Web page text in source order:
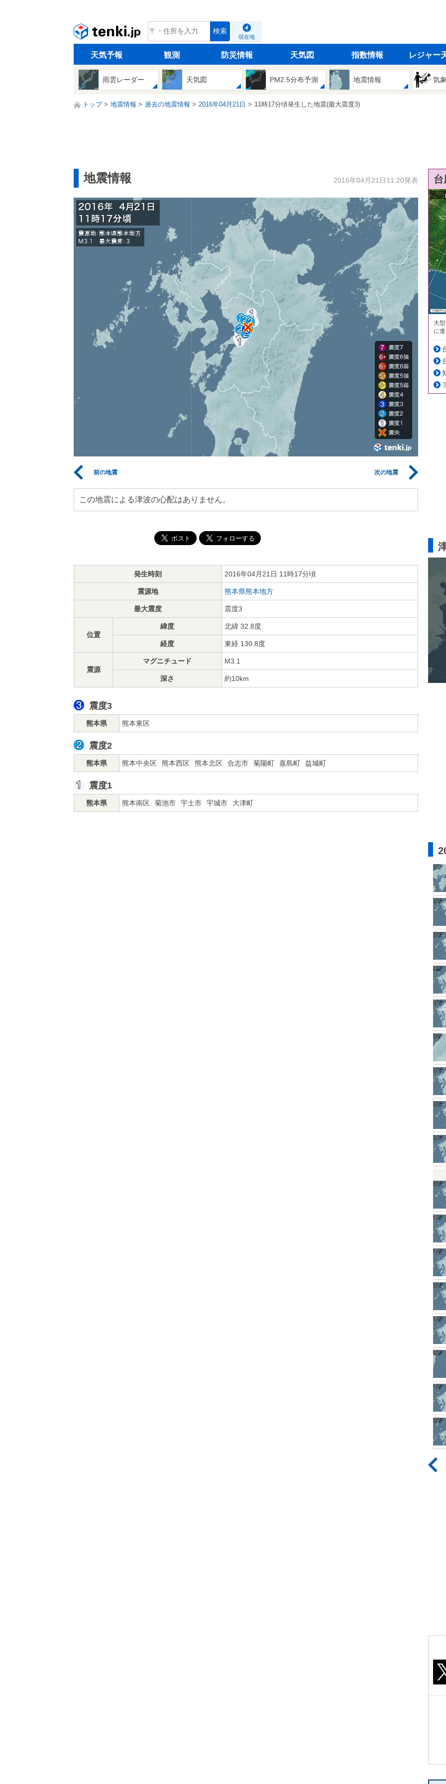
tenki.jp 検索
現在地
天気予報 観測 防災情報 天気図 指数情報 レジャー
雨雲レーダー 天気図 PM2.5分布予測 地震情報 気
トップ 地震情報 過去の地震情報 2016年04月21日 11時17分頃発生した地震(最大震度3)
地震情報 2016年04月21日11:20発表
前の地震 次の地震
この地震による津波の心配はありません。
発生時刻 2016年04月21日 11時17分頃
震源地 熊本県熊本地方
最大震度 震度3
位置
緯度 北緯 32.8度
経度 東経 130.8度
震源
マグニチュード M3.1
深さ 約10km
震度3
熊本県 熊本東区
震度2
熊本県 熊本中央区 熊本西区 熊本北区 合志市 菊陽町 嘉島町 益城町
震度1
熊本県 熊本南区 菊池市 宇土市 宇城市 大津町
大
に